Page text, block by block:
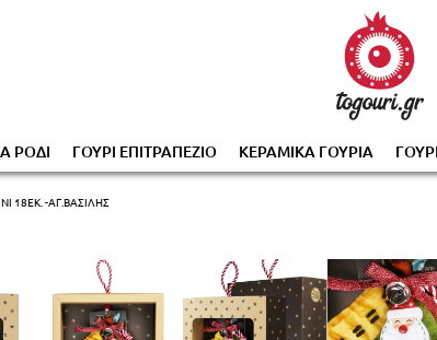
έως -10% με την αγορά 2 ή
ΡΟΔΙ ΓΟΥΡΙ ΕΠΙΤΡΑΠΕΖΙΟ ΚΕΡΑΜΙΚΑ ΓΟΥΡΙΑ
18ΕΚ. -ΑΓ.ΒΑΣΊΛΗΣ